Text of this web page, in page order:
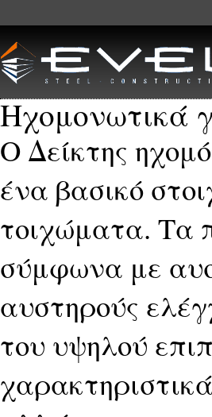
Ηχομονωτικά
Ο Δείκτης
ένα βασικό
τοιχώματα. Τα
σύμφωνα με
αυστηρούς
του υψηλού